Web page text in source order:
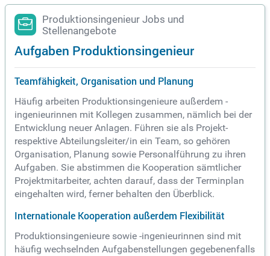
Produktionsingenieur Jobs und
Stellenangebote
Aufgaben Produktionsingenieur
Teamfähigkeit, Organisation und Planung
Häufig arbeiten Produktionsingenieure außerdem -
ingenieurinnen mit Kollegen zusammen, nämlich bei der
Entwicklung neuer Anlagen. Führen sie als Projekt-
respektive Abteilungsleiter/in ein Team, so gehören
Organisation, Planung sowie Personalführung zu ihren
Aufgaben. Sie abstimmen die Kooperation sämtlicher
Projektmitarbeiter, achten darauf, dass der Terminplan
eingehalten wird, ferner behalten den Überblick.
Internationale Kooperation außerdem Flexibilität
Produktionsingenieure sowie -ingenieurinnen sind mit
häufig wechselnden Aufgabenstellungen gegebenenfalls